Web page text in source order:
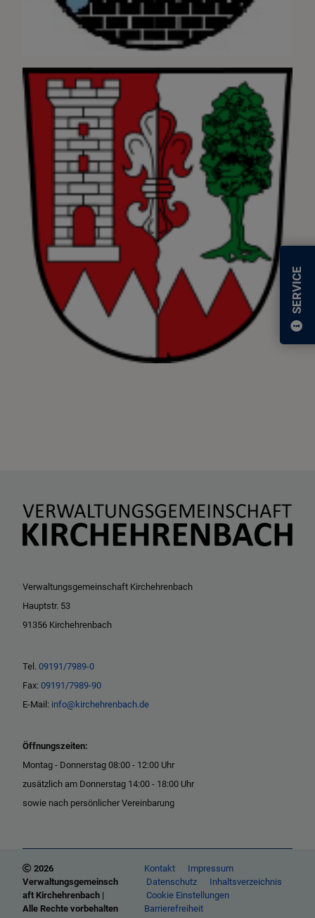
SERVICE
Verwaltungsgemeinschaft Kirchehrenbach
Hauptstr. 53
91356 Kirchehrenbach
Tel. 09191/7989-0
Fax: 09191/7989-90
E-Mail: info@kirchehrenbach.de
Öffnungszeiten:
Montag - Donnerstag 08:00 - 12:00 Uhr
zusätzlich am Donnerstag 14:00 - 18:00 Uhr
sowie nach persönlicher Vereinbarung
2026
Verwaltungsgemeinsch
aft Kirchehrenbach |
Alle Rechte vorbehalten
Kontakt
Impressum
Datenschutz
Inhaltsverzeichnis
Cookie Einstellungen
Barrierefreiheit